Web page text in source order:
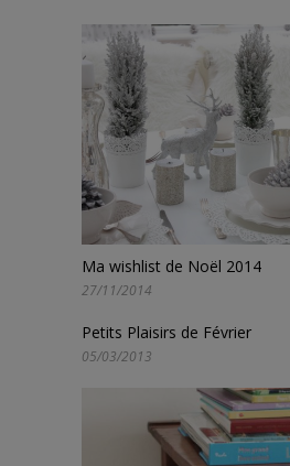
Ma wishlist de Noël 2014
27/11/2014
Petits Plaisirs de Février
05/03/2013